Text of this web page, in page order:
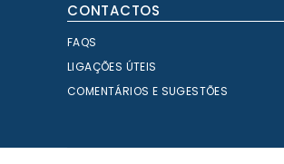
CONTACTOS
FAQS
LIGAÇÕES ÚTEIS
COMENTÁRIOS E SUGESTÕES